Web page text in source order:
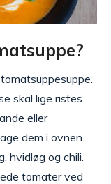
skal lige ristes
eller
dem i ovnen.
hvidløg og chili.
tomater ved